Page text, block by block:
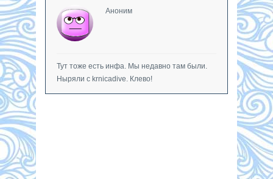
Аноним
Тут тоже есть инфа. Мы недавно там были.
Ныряли с krnicadive. Клево!